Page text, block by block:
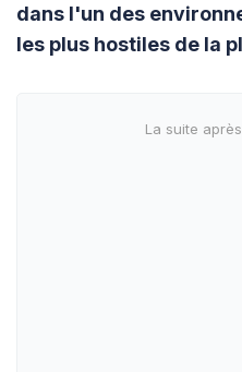
dans l'un des
les plus hostiles de la